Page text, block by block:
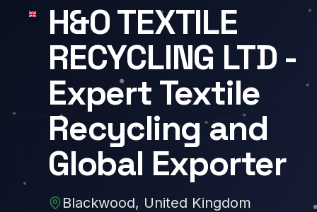
H&O TEXTILE
RECYCLING LTD -
Expert Textile
Recycling and
Global Exporter
Blackwood, United Kingdom